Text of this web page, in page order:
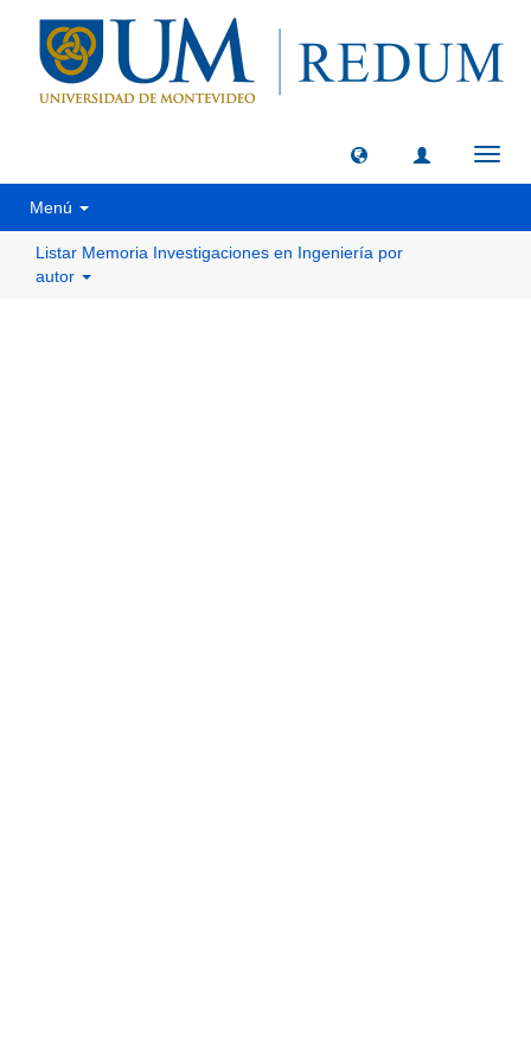
Menú
Listar Memoria Investigaciones en Ingeniería por
autor